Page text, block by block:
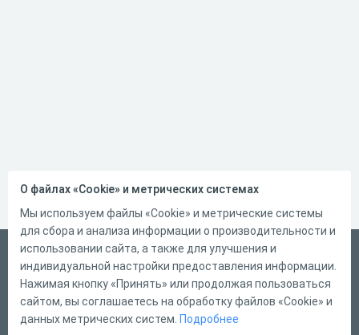
Русский
Справка
Форма обратной связи
О файлах «Cookie» и метрических системах
Мы используем файлы «Cookie» и метрические системы
для сбора и анализа информации о производительности и
использовании сайта, а также для улучшения и
индивидуальной настройки предоставления информации.
Нажимая кнопку «Принять» или продолжая пользоваться
сайтом, вы соглашаетесь на обработку файлов «Cookie» и
данных метрических систем. Подробнее